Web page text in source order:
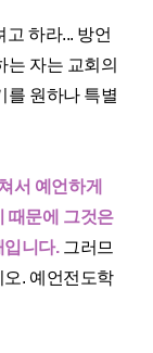
하라... 방언
는 자는 교회의
를 원하나 특별
서 예언하게
때문에 그것은
입니다.그러므
. 예언전도학